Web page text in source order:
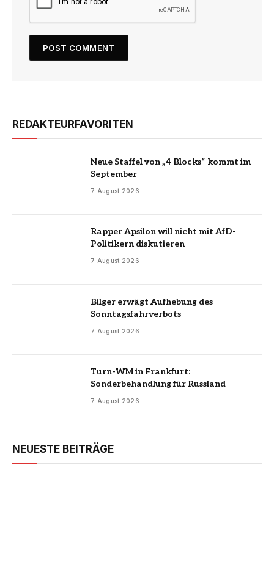
REDAKTEURFAVORITEN
Neue Staffel von „4 Blocks“ kommt im
September
7 August 2026
Rapper Apsilon will nicht mit AfD-
Politikern diskutieren
7 August 2026
Bilger erwägt Aufhebung des
Sonntagsfahrverbots
7 August 2026
Turn-WM in Frankfurt:
Sonderbehandlung für Russland
7 August 2026
NEUESTE BEITRÄGE